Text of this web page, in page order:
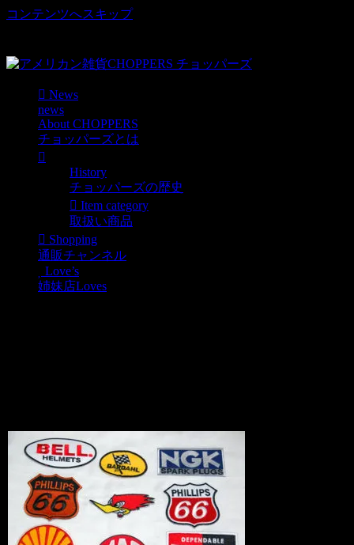
コンテンツへスキップ
News
news
About CHOPPERS
チョッパーズとは
History
チョッパーズの歴史
Item category
取扱い商品
Shopping
通販チャンネル
Love’s
姉妹店Loves